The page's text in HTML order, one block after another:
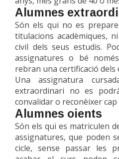
Alumnes
Són els qui no es
titulacions acadèmiques,
civil dels seus estudis.
assignatures o bé
rebran una certificació dels
Una assignatura
extraordinari no es
convalidar o reconèixer
Alumnes oients
Són els qui es matriculen
assignatures, que poden
cicle, sense passar les